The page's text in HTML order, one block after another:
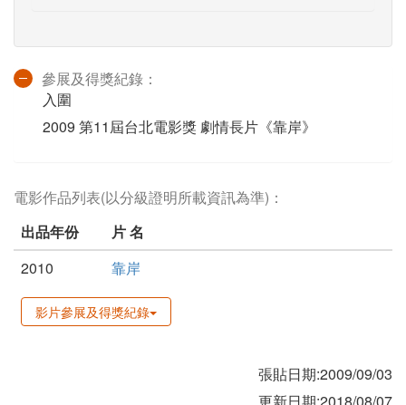
參展及得獎紀錄：
入圍
2009 第11屆台北電影獎 劇情長片《靠岸》
電影作品列表(以分級證明所載資訊為準)：
出品年份
片 名
2010
靠岸
影片參展及得獎紀錄
張貼日期:2009/09/03